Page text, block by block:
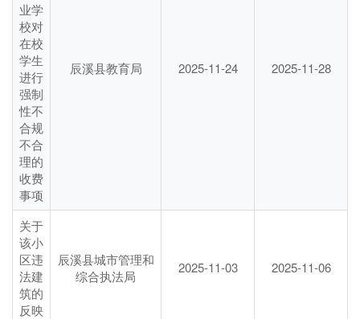
业学
校对
在校
学生
进行
强制
性不
合规
不合
理的
收费
事项
辰溪县教育局 2025-11-24 2025-11-28
关于
该小
区违
法建
筑的
反映
辰溪县城市管理和
综合执法局
2025-11-03 2025-11-06